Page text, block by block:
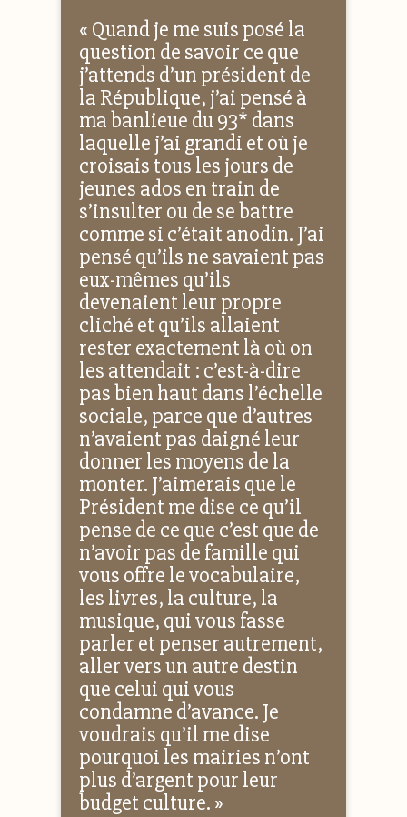
« Quand je me suis posé la
question de savoir ce que
j’attends d’un président de
la République, j’ai pensé à
ma banlieue du 93* dans
laquelle j’ai grandi et où je
croisais tous les jours de
jeunes ados en train de
s’insulter ou de se battre
comme si c’était anodin. J’ai
pensé qu’ils ne savaient pas
eux-mêmes qu’ils
devenaient leur propre
cliché et qu’ils allaient
rester exactement là où on
les attendait : c’est-à-dire
pas bien haut dans l’échelle
sociale, parce que d’autres
n’avaient pas daigné leur
donner les moyens de la
monter. J’aimerais que le
Président me dise ce qu’il
pense de ce que c’est que de
n’avoir pas de famille qui
vous offre le vocabulaire,
les livres, la culture, la
musique, qui vous fasse
parler et penser autrement,
aller vers un autre destin
que celui qui vous
condamne d’avance. Je
voudrais qu’il me dise
pourquoi les mairies n’ont
plus d’argent pour leur
budget culture. »